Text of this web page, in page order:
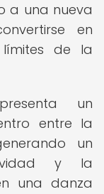
a una nueva
en
de la
un
entre la
un
y la
una danza